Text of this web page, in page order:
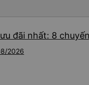
đãi nhất: 8 chuyến
2026